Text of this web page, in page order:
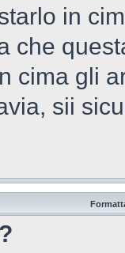
in
che
cima gli
sii